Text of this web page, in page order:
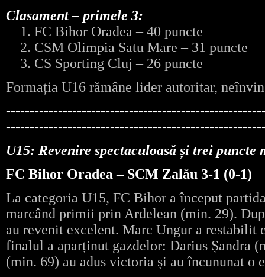
Clasament – primele 3:
1. FC Bihor Oradea – 40 puncte
2. CSM Olimpia Satu Mare – 31 puncte
3. CS Sporting Cluj – 26 puncte
Formația U16 rămâne lider autoritar,
U15: Revenire spectaculoasă și trei puncte
FC Bihor Oradea – SCM Zalău 3-1 (0-1)
La categoria U15, FC Bihor a început
marcând primii prin Ardelean (min. 29).
au revenit excelent. Marc Ungur a restabilit
finalul a aparținut gazdelor: Darius Șandra
(min. 69) au adus victoria și au încununat o